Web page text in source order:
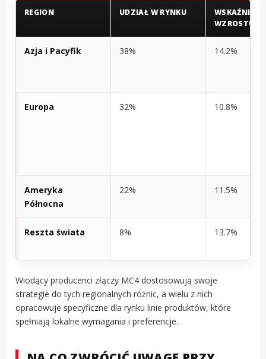
REGION UDZIAŁ W RYNKU
WSKAŹNIK
WZROSTU
Azja i Pacyfik 38% 14.2%
Europa 32% 10.8%
Ameryka
Północna
22% 11.5%
Reszta świata 8% 13.7%
Wiodący producenci złączy MC4 dostosowują swoje
strategie do tych regionalnych różnic, a wielu z nich
opracowuje specyficzne dla rynku linie produktów, które
spełniają lokalne wymagania i preferencje.